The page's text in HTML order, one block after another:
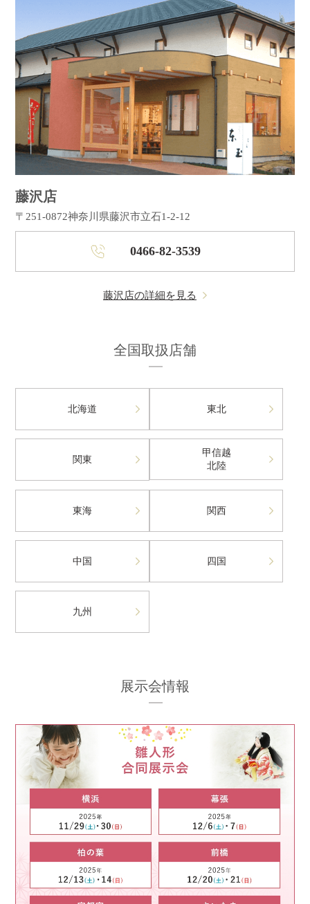
藤沢店
〒251-0872神奈川県藤沢市立石1-2-12
0466-82-3539
藤沢店の詳細を見る
全国取扱店舗
北海道 東北
関東
甲信越
北陸
東海 関西
中国 四国
九州
展示会情報